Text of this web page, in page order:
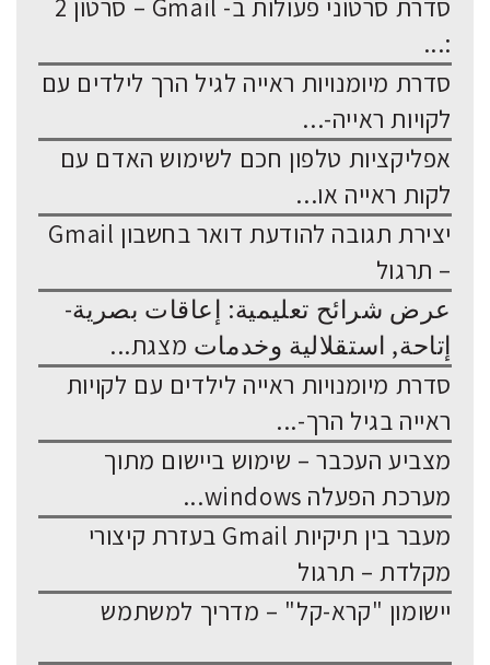
סדרת סרטוני פעולות ב- Gmail – סרטון 2
:...
סדרת מיומנויות ראייה לגיל הרך לילדים עם
לקויות ראייה-...
אפליקציות טלפון חכם לשימוש האדם עם
לקות ראייה או...
יצירת תגובה להודעת דואר בחשבון Gmail
– תרגול
عرض شرائح تعليمية: إعاقات بصرية-
إتاحة, استقلالية وخدمات מצגת...
סדרת מיומנויות ראייה לילדים עם לקויות
ראייה בגיל הרך-...
מצביע העכבר – שימוש ביישום מתוך
מערכת הפעלה windows...
מעבר בין תיקיות Gmail בעזרת קיצורי
מקלדת – תרגול
יישומון "קרא-קל" – מדריך למשתמש